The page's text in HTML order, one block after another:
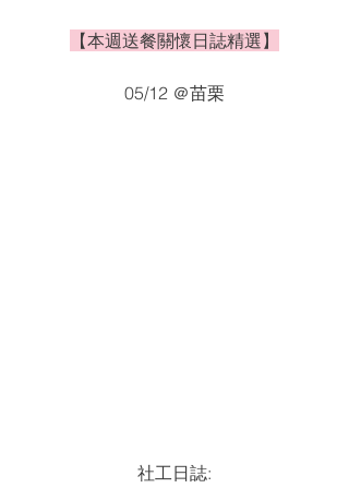
【本週送餐關懷日誌精選】
05/12 ＠苗栗
社工日誌: